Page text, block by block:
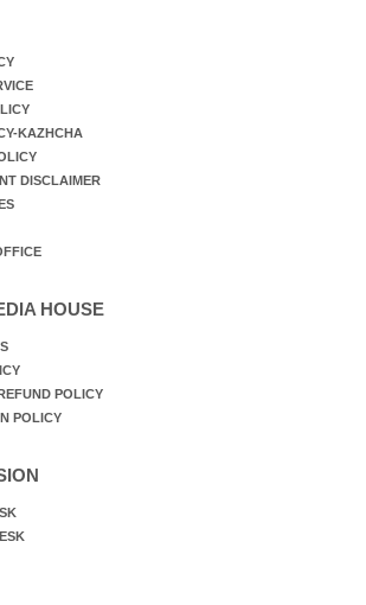
KAZHCHA
DISCLAIMER
HOUSE
POLICY
POLICY